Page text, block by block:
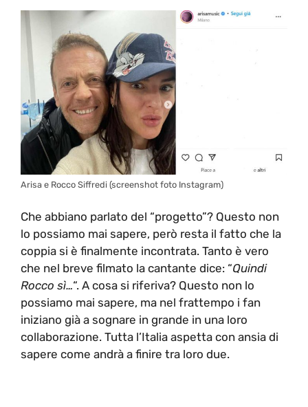
Arisa e Rocco Siffredi (screenshot foto Instagram)
Che abbiano parlato del “progetto”? Questo non
lo possiamo mai sapere, però resta il fatto che la
coppia si è finalmente incontrata. Tanto è vero
che nel breve filmato la cantante dice: “Quindi
Rocco sì…“. A cosa si riferiva? Questo non lo
possiamo mai sapere, ma nel frattempo i fan
iniziano già a sognare in grande in una loro
collaborazione. Tutta l’Italia aspetta con ansia di
sapere come andrà a finire tra loro due.